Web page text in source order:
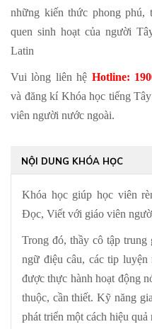
những kiến thức phong phú,
quen sinh hoạt của người
Latin
Vui lòng liên hệ Hotline:
và đăng kí Khóa học tiếng
viên người nước ngoài.
NỘI DUNG KHÓA HỌC
Khóa học giúp học viên
Đọc, Viết với giáo viên
Trong đó, thầy cô tập trung
ngữ điệu câu, các tip
được thực hành hoạt động
thuộc, cần thiết. Kỹ năng
phát triển một cách hiệu quả